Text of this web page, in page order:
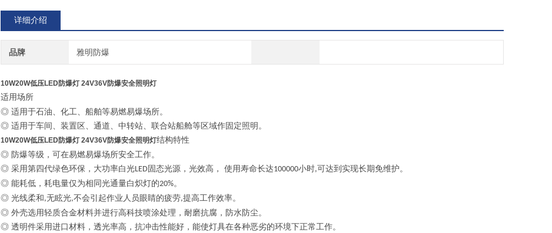
详细介绍
品牌 雅明防爆
10W20W低压LED防爆灯 24V36V防爆安全照明灯
适用场所
◎ 适用于石油、化工、船舶等易燃易爆场所。
◎ 适用于车间、装置区、通道、中转站、联合站船舱等区域作固定照明。
10W20W低压LED防爆灯 24V36V防爆安全照明灯结构特性
◎ 防爆等级，可在易燃易爆场所安全工作。
◎ 采用第四代绿色环保，大功率白光LED固态光源，光效高， 使用寿命长达100000小时,可达到实现长期免维护。
◎ 能耗低，耗电量仅为相同光通量白炽灯的20%。
◎ 光线柔和 ,无眩光,不会引起作业人员眼睛的疲劳,提高工作效率。
◎ 外壳选用轻质合金材料并进行高科技喷涂处理，耐磨抗腐，防水防尘。
◎ 透明件采用进口材料，透光率高，抗冲击性能好，能使灯具在各种恶劣的环境下正常工作。